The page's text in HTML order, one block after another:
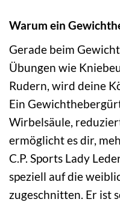
Warum ein
Gerade beim
Übungen wie
Rudern, wird deine
Ein
Wirbelsäule,
ermöglicht es dir,
C.P. Sports Lady
speziell auf die
zugeschnitten. Er ist